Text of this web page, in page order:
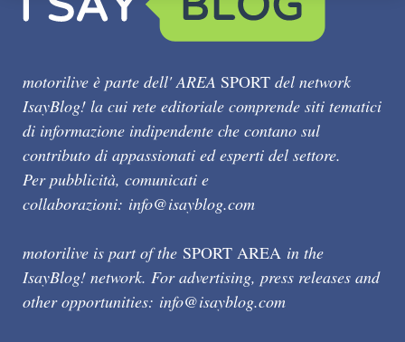
motorilive è parte dell' AREA SPORT del network
IsayBlog! la cui rete editoriale comprende siti tematici
di informazione indipendente che contano sul
contributo di appassionati ed esperti del settore.
Per pubblicità, comunicati e
collaborazioni: info@isayblog.com
motorilive is part of the SPORT AREA in the
IsayBlog! network. For advertising, press releases and
other opportunities: info@isayblog.com